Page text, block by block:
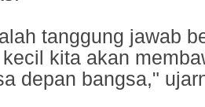
tanggung jawab
kita akan
depan bangsa,"